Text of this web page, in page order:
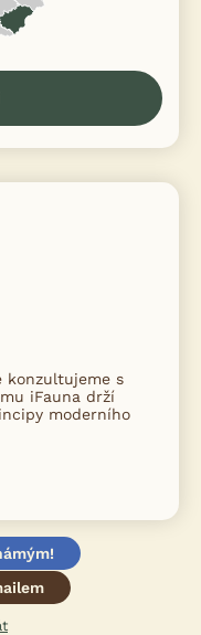
konzultujeme s
iFauna drží
moderního